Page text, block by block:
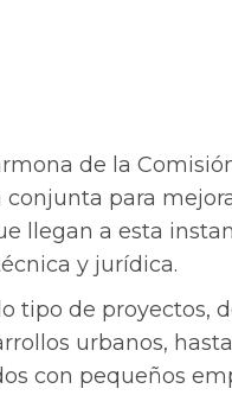
de la
para
llegan a esta
y jurídica.
tipo de proyectos,
urbanos,
con pequeños